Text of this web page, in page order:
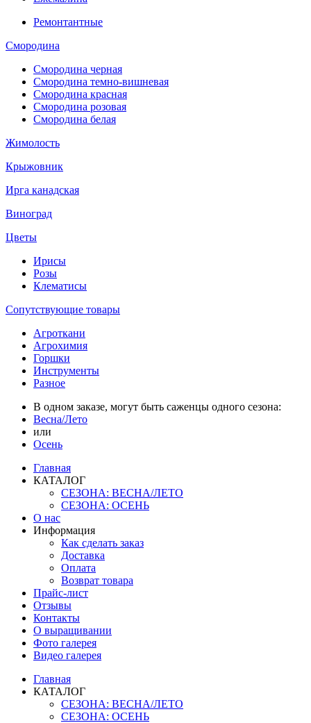
Ремонтантные
Смородина
Смородина черная
Смородина темно-вишневая
Смородина красная
Смородина розовая
Смородина белая
Жимолость
Крыжовник
Ирга канадская
Виноград
Цветы
Ирисы
Розы
Клематисы
Сопутствующие товары
Агроткани
Агрохимия
Горшки
Инструменты
Разное
В одном заказе, могут быть саженцы одного сезона:
Весна/Лето
или
Осень
Главная
КАТАЛОГ
СЕЗОНА: ВЕСНА/ЛЕТО
СЕЗОНА: ОСЕНЬ
О нас
Информация
Как сделать заказ
Доставка
Оплата
Возврат товара
Прайс-лист
Отзывы
Контакты
О выращивании
Фото галерея
Видео галерея
Главная
КАТАЛОГ
СЕЗОНА: ВЕСНА/ЛЕТО
СЕЗОНА: ОСЕНЬ